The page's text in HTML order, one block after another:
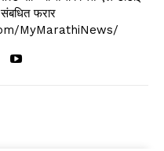
संबधित फरार
MyMarathiNews/